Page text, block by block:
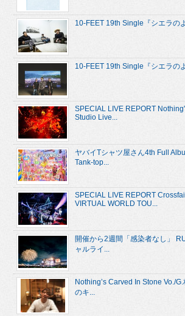
10-FEET 19th Single『シエラの
10-FEET 19th Single『シエラの
SPECIAL LIVE REPORT
Studio Live...
ヤバイTシャツ屋さん4th Full
Tank-top...
SPECIAL LIVE REPORT
VIRTUAL WORLD TOU...
開催から2週間「感染者なし」
ャルライ...
Nothing’s Carved In Stone Vo./
のキ...